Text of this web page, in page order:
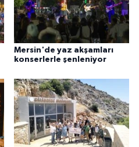
Mersin'de yaz akşamları
konserlerle şenleniyor